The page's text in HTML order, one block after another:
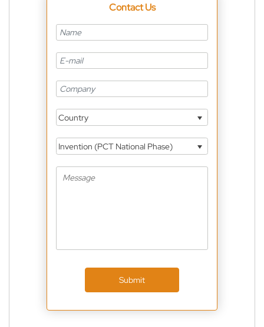
Contact Us
Country
Invention (PCT National Phase)
Submit